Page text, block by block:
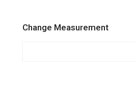
Change Measurement